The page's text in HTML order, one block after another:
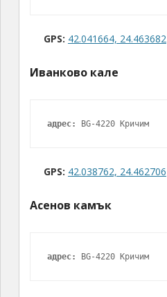
GPS: 42.041664, 24.463682
Иванково кале
адрес: BG-4220 Кричим
GPS: 42.038762, 24.462706
Асенов камък
адрес: BG-4220 Кричим